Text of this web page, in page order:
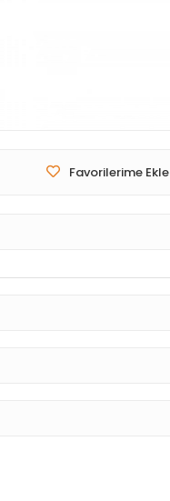
Favorilerime Ekle